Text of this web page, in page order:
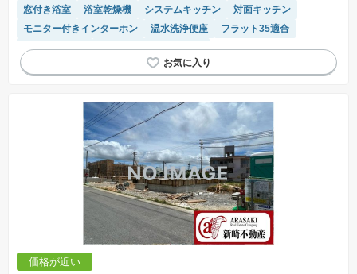
窓付き浴室 浴室乾燥機 システムキッチン
対面キッチン
モニター付きインターホン
温水洗浄便座
フラット35適合
トイレ2個以上
接面道路の幅が６m以上
価格が近い